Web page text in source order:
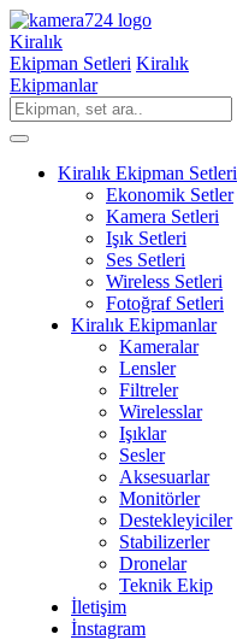
Kiralık
Ekipman Setleri Kiralık
Ekipmanlar
Kiralık Ekipman Setleri
Ekonomik Setler
Kamera Setleri
Işık Setleri
Ses Setleri
Wireless Setleri
Fotoğraf Setleri
Kiralık Ekipmanlar
Kameralar
Lensler
Filtreler
Wirelesslar
Işıklar
Sesler
Aksesuarlar
Monitörler
Destekleyiciler
Stabilizerler
Dronelar
Teknik Ekip
İletişim
İnstagram